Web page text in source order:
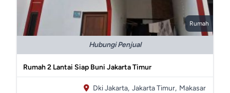
Rumah
Hubungi Penjual
Rumah 2 Lantai Siap Buni Jakarta Timur
Dki Jakarta, Jakarta Timur, Makasar